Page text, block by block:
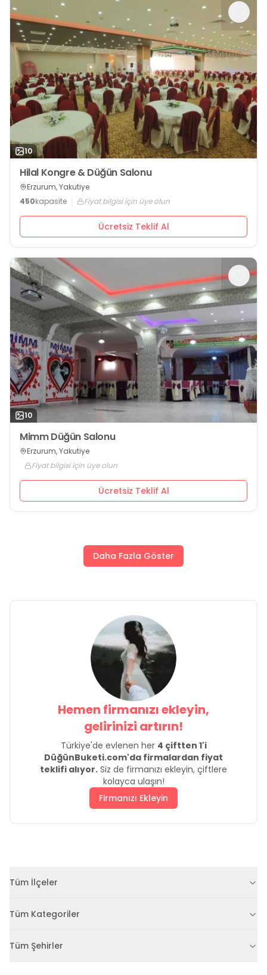
10
Hilal Kongre & Düğün Salonu
Erzurum, Yakutiye
450kapasite Fiyat bilgisi için üye olun
Ücretsiz Teklif Al
10
Mimm Düğün Salonu
Erzurum, Yakutiye
Fiyat bilgisi için üye olun
Ücretsiz Teklif Al
Daha Fazla Göster
Hemen firmanızı ekleyin,
gelirinizi artırın!
Türkiye'de evlenen her 4 çiftten 1'i
DüğünBuketi.com'da firmalardan fiyat
teklifi alıyor. Siz de firmanızı ekleyin, çiftlere
kolayca ulaşın!
Firmanızı Ekleyin
Tüm İlçeler
Tüm Kategoriler
Tüm Şehirler